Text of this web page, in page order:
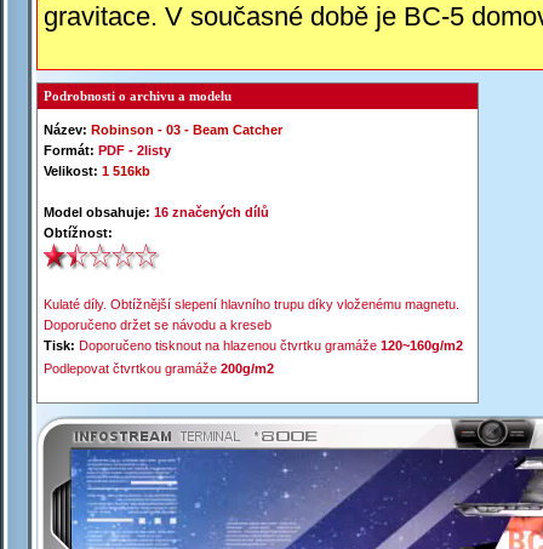
gravitace. V současné době je BC-5
Podrobnosti o archivu a modelu
Název: Robinson - 03 - Beam Catcher
Formát: PDF - 2listy
Velikost: 1 516kb
Model obsahuje: 16 značených dílů
Obtížnost:
Kulaté díly. Obtížnější slepení hlavního trupu díky vloženému magnetu.
Doporučeno držet se návodu a kreseb
Tisk: Doporučeno tisknout na hlazenou čtvrtku gramáže 120~160g/m2
Podlepovat čtvrtkou gramáže 200g/m2